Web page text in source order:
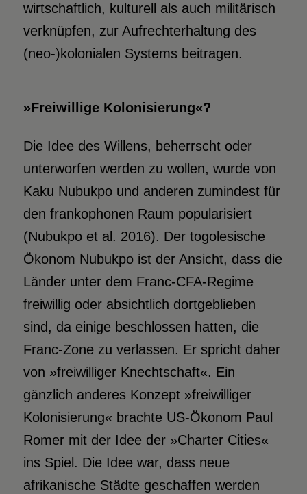
wirtschaftlich, kulturell als auch militärisch
verknüpfen, zur Aufrechterhaltung des
(neo-)kolonialen Systems beitragen.
»Freiwillige Kolonisierung«?
Die Idee des Willens, beherrscht oder
unterworfen werden zu wollen, wurde von
Kaku Nubukpo und anderen zumindest für
den frankophonen Raum popularisiert
(Nubukpo et al. 2016). Der togolesische
Ökonom Nubukpo ist der Ansicht, dass die
Länder unter dem Franc-CFA-Regime
freiwillig oder absichtlich dortgeblieben
sind, da einige beschlossen hatten, die
Franc-Zone zu verlassen. Er spricht daher
von »freiwilliger Knechtschaft«. Ein
gänzlich anderes Konzept »freiwilliger
Kolonisierung« brachte US-Ökonom Paul
Romer mit der Idee der »Charter Cities«
ins Spiel. Die Idee war, dass neue
afrikanische Städte geschaffen werden